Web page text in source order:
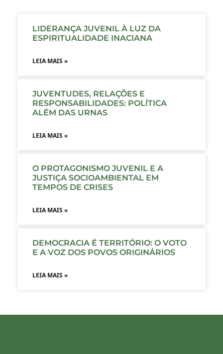
LIDERANÇA JUVENIL À LUZ DA
ESPIRITUALIDADE INACIANA
LEIA MAIS »
JUVENTUDES, RELAÇÕES E
RESPONSABILIDADES: POLÍTICA
ALÉM DAS URNAS
LEIA MAIS »
O PROTAGONISMO JUVENIL E A
JUSTIÇA SOCIOAMBIENTAL EM
TEMPOS DE CRISES
LEIA MAIS »
DEMOCRACIA É TERRITÓRIO: O VOTO
E A VOZ DOS POVOS ORIGINÁRIOS
LEIA MAIS »